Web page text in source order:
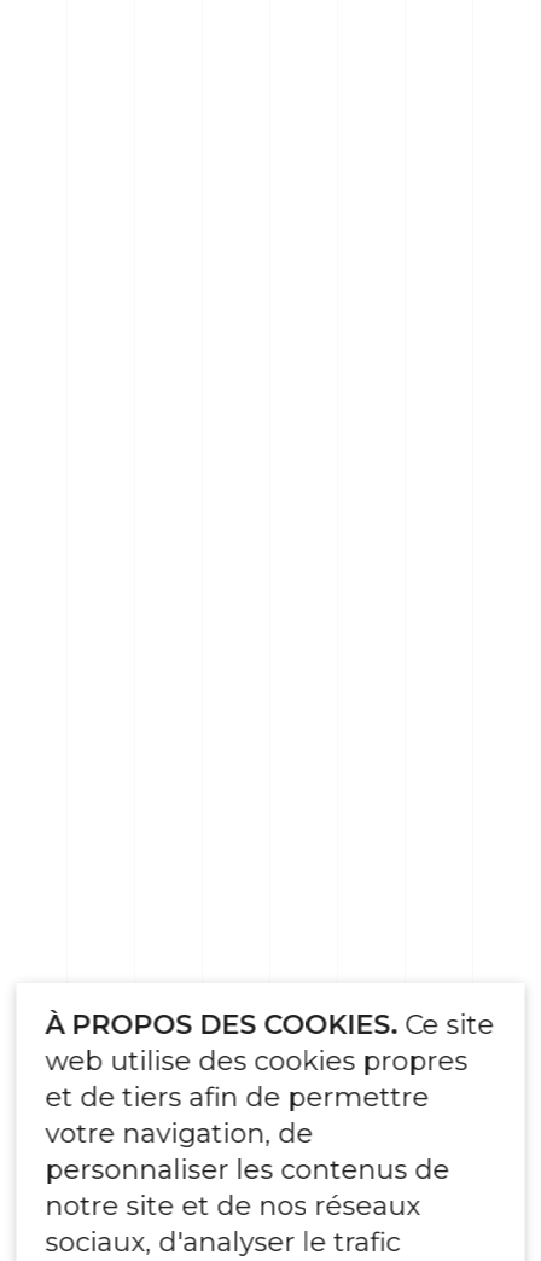
À PROPOS DES COOKIES. Ce site
web utilise des cookies propres
et de tiers afin de permettre
votre navigation, de
personnaliser les contenus de
notre site et de nos réseaux
sociaux, d'analyser le trafic